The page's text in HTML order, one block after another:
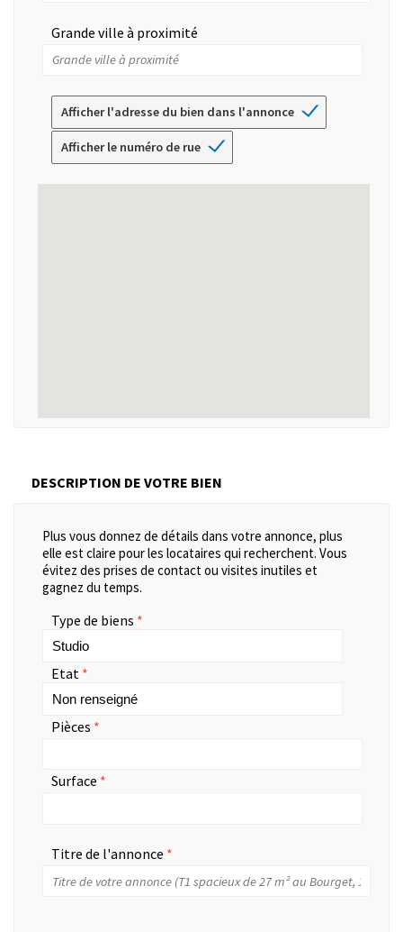
Grande ville à proximité
Afficher l'adresse du bien dans l'annonce
Afficher le numéro de rue
DESCRIPTION DE VOTRE BIEN
Plus vous donnez de détails dans votre annonce, plus
elle est claire pour les locataires qui recherchent. Vous
évitez des prises de contact ou visites inutiles et
gagnez du temps.
Type de biens
Etat
Pièces
Surface
Titre de l'annonce